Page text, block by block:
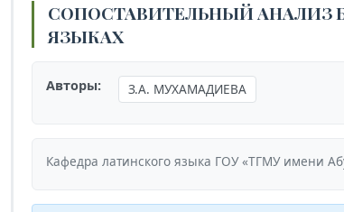
СОПОСТАВИТЕЛЬНЫЙ
ЯЗЫКАХ
Авторы: З.А. МУХАМАДИЕВА
Кафедра латинского языка ГОУ «ТГМУ имени